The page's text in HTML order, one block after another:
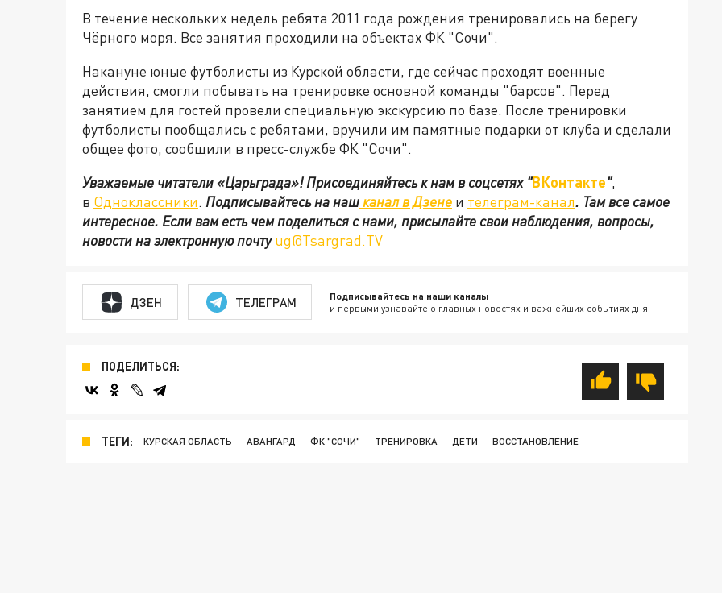
В течение нескольких недель ребята 2011 года рождения тренировались на берегу
Чёрного моря. Все занятия проходили на объектах ФК "Сочи".
Накануне юные футболисты из Курской области, где сейчас проходят военные
действия, смогли побывать на тренировке основной команды "барсов". Перед
занятием для гостей провели специальную экскурсию по базе. После тренировки
футболисты пообщались с ребятами, вручили им памятные подарки от клуба и сделали
общее фото, сообщили в пресс-службе ФК "Сочи".
Уважаемые читатели «Царьграда»!Присоединяйтесь к нам в соцсетях"ВКонтакте",
в Одноклассники. Подписывайтесь на нашканал в Дзене и телеграм-канал. Там все самое
интересное. Если вам есть чем поделиться с нами, присылайте свои наблюдения, вопросы,
новости на электронную почтуug@Tsargrad.TV
ДЗЕН ТЕЛЕГРАМ Подписывайтесь на наши каналы
и первыми узнавайте о главных новостях и важнейших событиях дня.
ПОДЕЛИТЬСЯ:
ТЕГИ: КУРСКАЯ ОБЛАСТЬ АВАНГАРД ФК "СОЧИ" ТРЕНИРОВКА ДЕТИ ВОССТАНОВЛЕНИЕ